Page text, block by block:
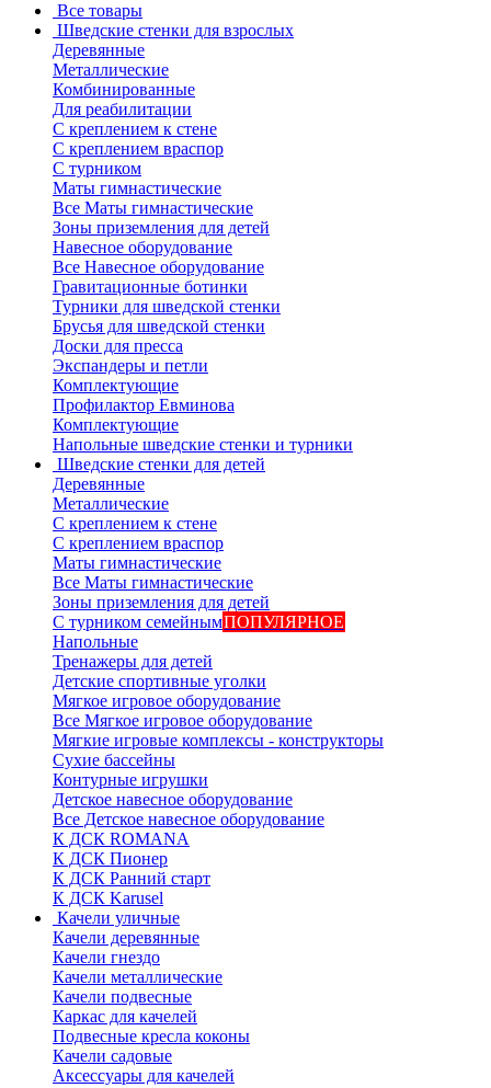
Все товары
Шведские стенки для взрослых
Деревянные
Металлические
Комбинированные
Для реабилитации
С креплением к стене
С креплением враспор
С турником
Маты гимнастические
Все Маты гимнастические
Зоны приземления для детей
Навесное оборудование
Все Навесное оборудование
Гравитационные ботинки
Турники для шведской стенки
Брусья для шведской стенки
Доски для пресса
Экспандеры и петли
Комплектующие
Профилактор Евминова
Комплектующие
Напольные шведские стенки и турники
Шведские стенки для детей
Деревянные
Металлические
С креплением к стене
С креплением враспор
Маты гимнастические
Все Маты гимнастические
Зоны приземления для детей
С турником семейнымПОПУЛЯРНОЕ
Напольные
Тренажеры для детей
Детские спортивные уголки
Мягкое игровое оборудование
Все Мягкое игровое оборудование
Мягкие игровые комплексы - конструкторы
Сухие бассейны
Контурные игрушки
Детское навесное оборудование
Все Детское навесное оборудование
К ДСК ROMANA
К ДСК Пионер
К ДСК Ранний старт
К ДСК Karusel
Качели уличные
Качели деревянные
Качели гнездо
Качели металлические
Качели подвесные
Каркас для качелей
Подвесные кресла коконы
Качели садовые
Аксессуары для качелей